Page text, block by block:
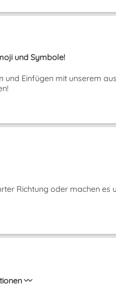
und Symbole!
Einfügen mit unserem
Richtung oder machen
〰️